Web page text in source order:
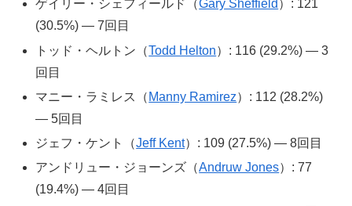
ゲイリー・シェフィールド（Gary Sheffield ）: 121
(30.5%) — 7回目
トッド・ヘルトン（Todd Helton）: 116 (29.2%) — 3
回目
マニー・ラミレス（ Manny Ramirez）: 112 (28.2%)
— 5回目
ジェフ・ケント（Jeff Kent）: 109 (27.5%) — 8回目
アンドリュー・ジョーンズ（Andruw Jones）: 77
(19.4%) — 4回目